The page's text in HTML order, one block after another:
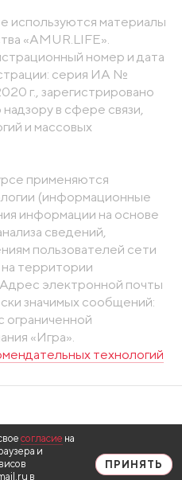
используются материалы
«AMUR.LIFE».
номер и дата
серия ИА №
г., зарегистрировано
в сфере связи,
и массовых
применяются
(информационные
информации на основе
сведений,
пользователей сети
территории
электронной почты
значимых сообщений:
ограниченной
«Игра».
технологий
согласие на
и
в
ПРИНЯТЬ